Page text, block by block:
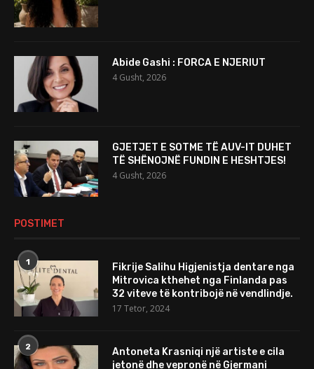
Abide Gashi : FORCA E NJERIUT
4 Gusht, 2026
GJETJET E SOTME TË AUV-IT DUHET
TË SHËNOJNË FUNDIN E HESHTJES!
4 Gusht, 2026
POSTIMET
1
Fikrije Salihu Higjenistja dentare nga
Mitrovica kthehet nga Finlanda pas
32 viteve të kontribojë në vendlindje.
17 Tetor, 2024
2
Antoneta Krasniqi një artiste e cila
jetonë dhe vepronë në Gjermani